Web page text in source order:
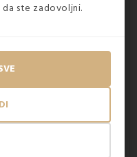
ste zadovoljni.
kralježnicu
ispod glave